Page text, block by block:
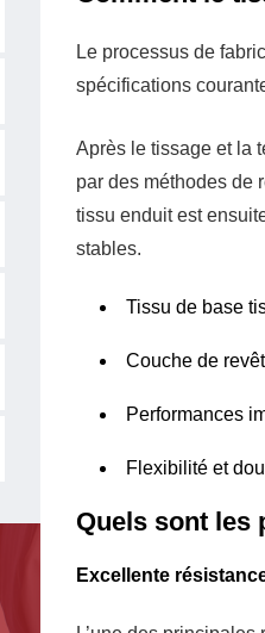
Le processus de
spécifications
Après le tissage et la
par des méthodes de
tissu enduit est
stables.
Tissu de base
Couche de
Performances
Flexibilité et
Quels sont les
Excellente